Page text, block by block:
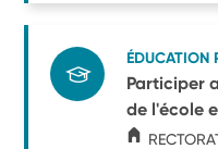
ÉDUCATION
Participer
de l'école